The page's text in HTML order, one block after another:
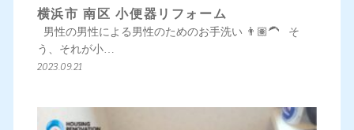
横浜市 南区 小便器リフォーム
男性の男性による男性のためのお手洗い 👨🏽‍🦱 そ
う、それが小…
2023.09.21